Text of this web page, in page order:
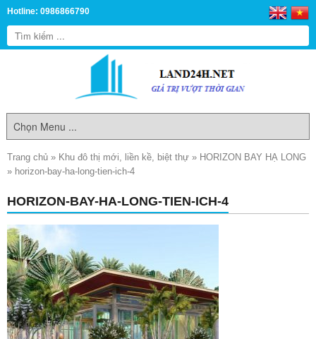
Hotline: 0986866790
Trang chủ » Khu đô thị mới, liền kề, biệt thự » HORIZON BAY HẠ LONG
» horizon-bay-ha-long-tien-ich-4
HORIZON-BAY-HA-LONG-TIEN-ICH-4